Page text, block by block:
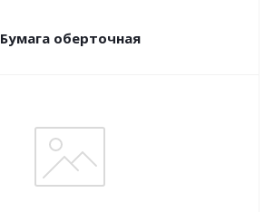
Бумага оберточная